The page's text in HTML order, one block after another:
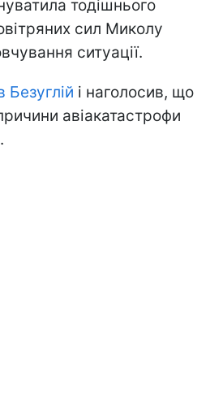
тодішнього
сил Миколу
ситуації.
Безуглій і наголосив, що
авіакатастрофи